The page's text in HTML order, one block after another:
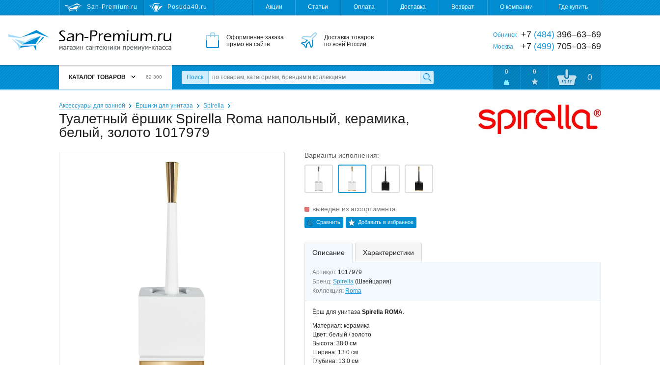
San-Premium.ru Posuda40.ru Акции Статьи Оплата Доставка Возврат О компании Где купить
Оформление заказа
прямо на сайте
Доставка товаров
по всей России
Обнинск +7 (484) 396‒63‒69
Москва +7 (499) 705‒03‒69
КАТАЛОГ ТОВАРОВ 62 300 Поиск
0 0
0
Аксессуары для ванной Ёршики для унитаза Spirella
Туалетный ёршик Spirella Roma напольный, керамика,
белый, золото 1017979
Варианты исполнения:
выведен из ассортимента
Сравнить Добавить в избранное
Описание Характеристики
Артикул: 1017979
Бренд: Spirella (Швейцария)
Коллекция: Roma
Ёрш для унитаза Spirella ROMA.
Материал: керамика
Цвет: белый / золото
Высота: 38.0 см
Ширина: 13.0 см
Глубина: 13.0 см